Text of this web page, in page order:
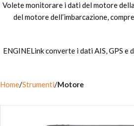
Volete monitorare i dati del motore
del motore dell’imbarcazione,
ENGINELink converte i dati AIS, GPS
Home Strumenti Motore